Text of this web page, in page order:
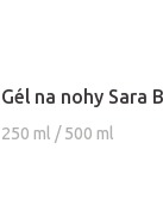
Gél na nohy Sara
250 ml / 500 ml
hodnotenie
produktu
je